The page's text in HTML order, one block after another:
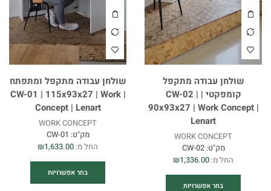
שולחן עבודה מתקפל
קומפקטי | CW-02 |
90x93x27 | Work Concept |
Lenart
WORK CONCEPT
מק"ט:CW-02
החל מ:
₪1,336.00
בחר אפשרויות
שולחן עבודה מתקפל ומתפתח
| CW-01 | 115x93x27 | Work
Concept | Lenart
WORK CONCEPT
מק"ט: CW-01
החל מ:
₪1,633.00
בחר אפשרויות